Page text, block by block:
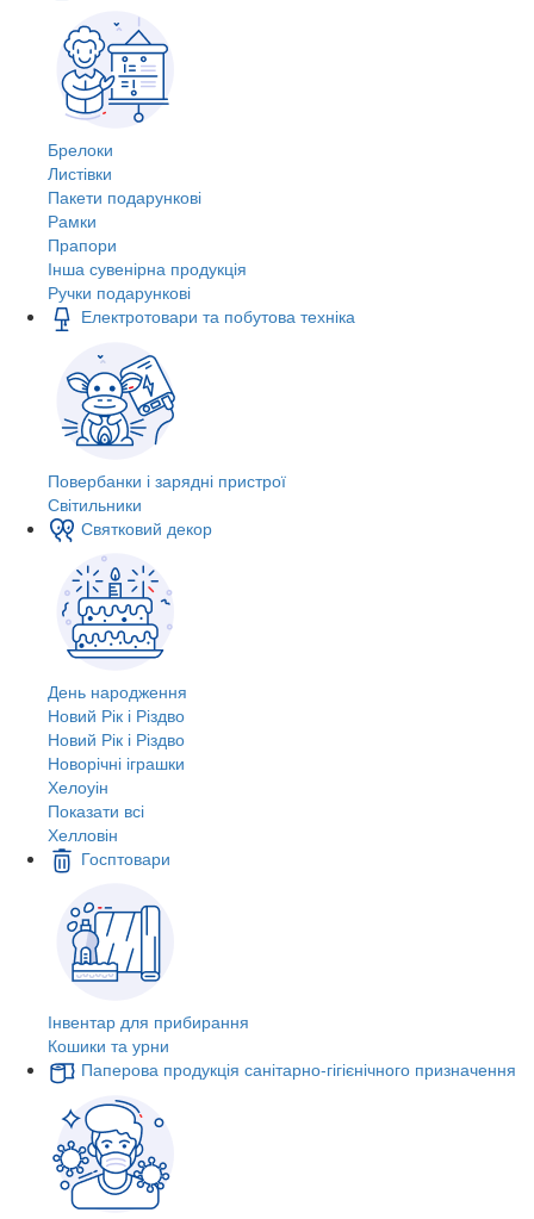
Брелоки
Листівки
Пакети подарункові
Рамки
Прапори
Інша сувенірна продукція
Ручки подарункові
Електротовари та побутова техніка
Повербанки і зарядні пристрої
Світильники
Святковий декор
День народження
Новий Рік і Різдво
Новий Рік і Різдво
Новорічні іграшки
Хелоуін
Показати всі
Хелловін
Госптовари
Інвентар для прибирання
Кошики та урни
Паперова продукція санітарно-гігієнічного призначення